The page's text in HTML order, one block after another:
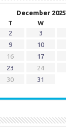
December 2025
T W
2 3
9 10
16 17
23 24
30
31